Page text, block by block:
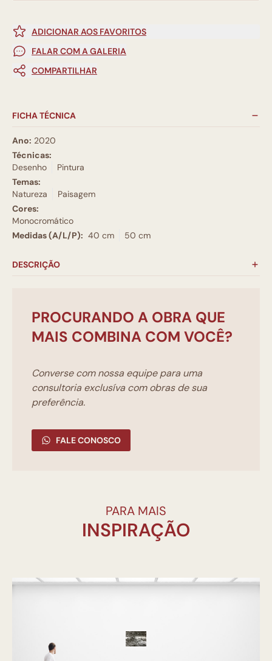
ADICIONAR AOS FAVORITOS
FALAR COM A GALERIA
COMPARTILHAR
FICHA TÉCNICA
Ano: 2020
Técnicas:
Desenho
Pintura
Temas:
Natureza
Paisagem
Cores:
Monocromático
Medidas (A/L/P): 40 cm 50 cm
DESCRIÇÃO
PROCURANDO A OBRA QUE
MAIS COMBINA COM VOCÊ?
Converse com nossa equipe para uma
consultoria exclusíva com obras de sua
preferência.
FALE CONOSCO
PARA MAIS
INSPIRAÇÃO